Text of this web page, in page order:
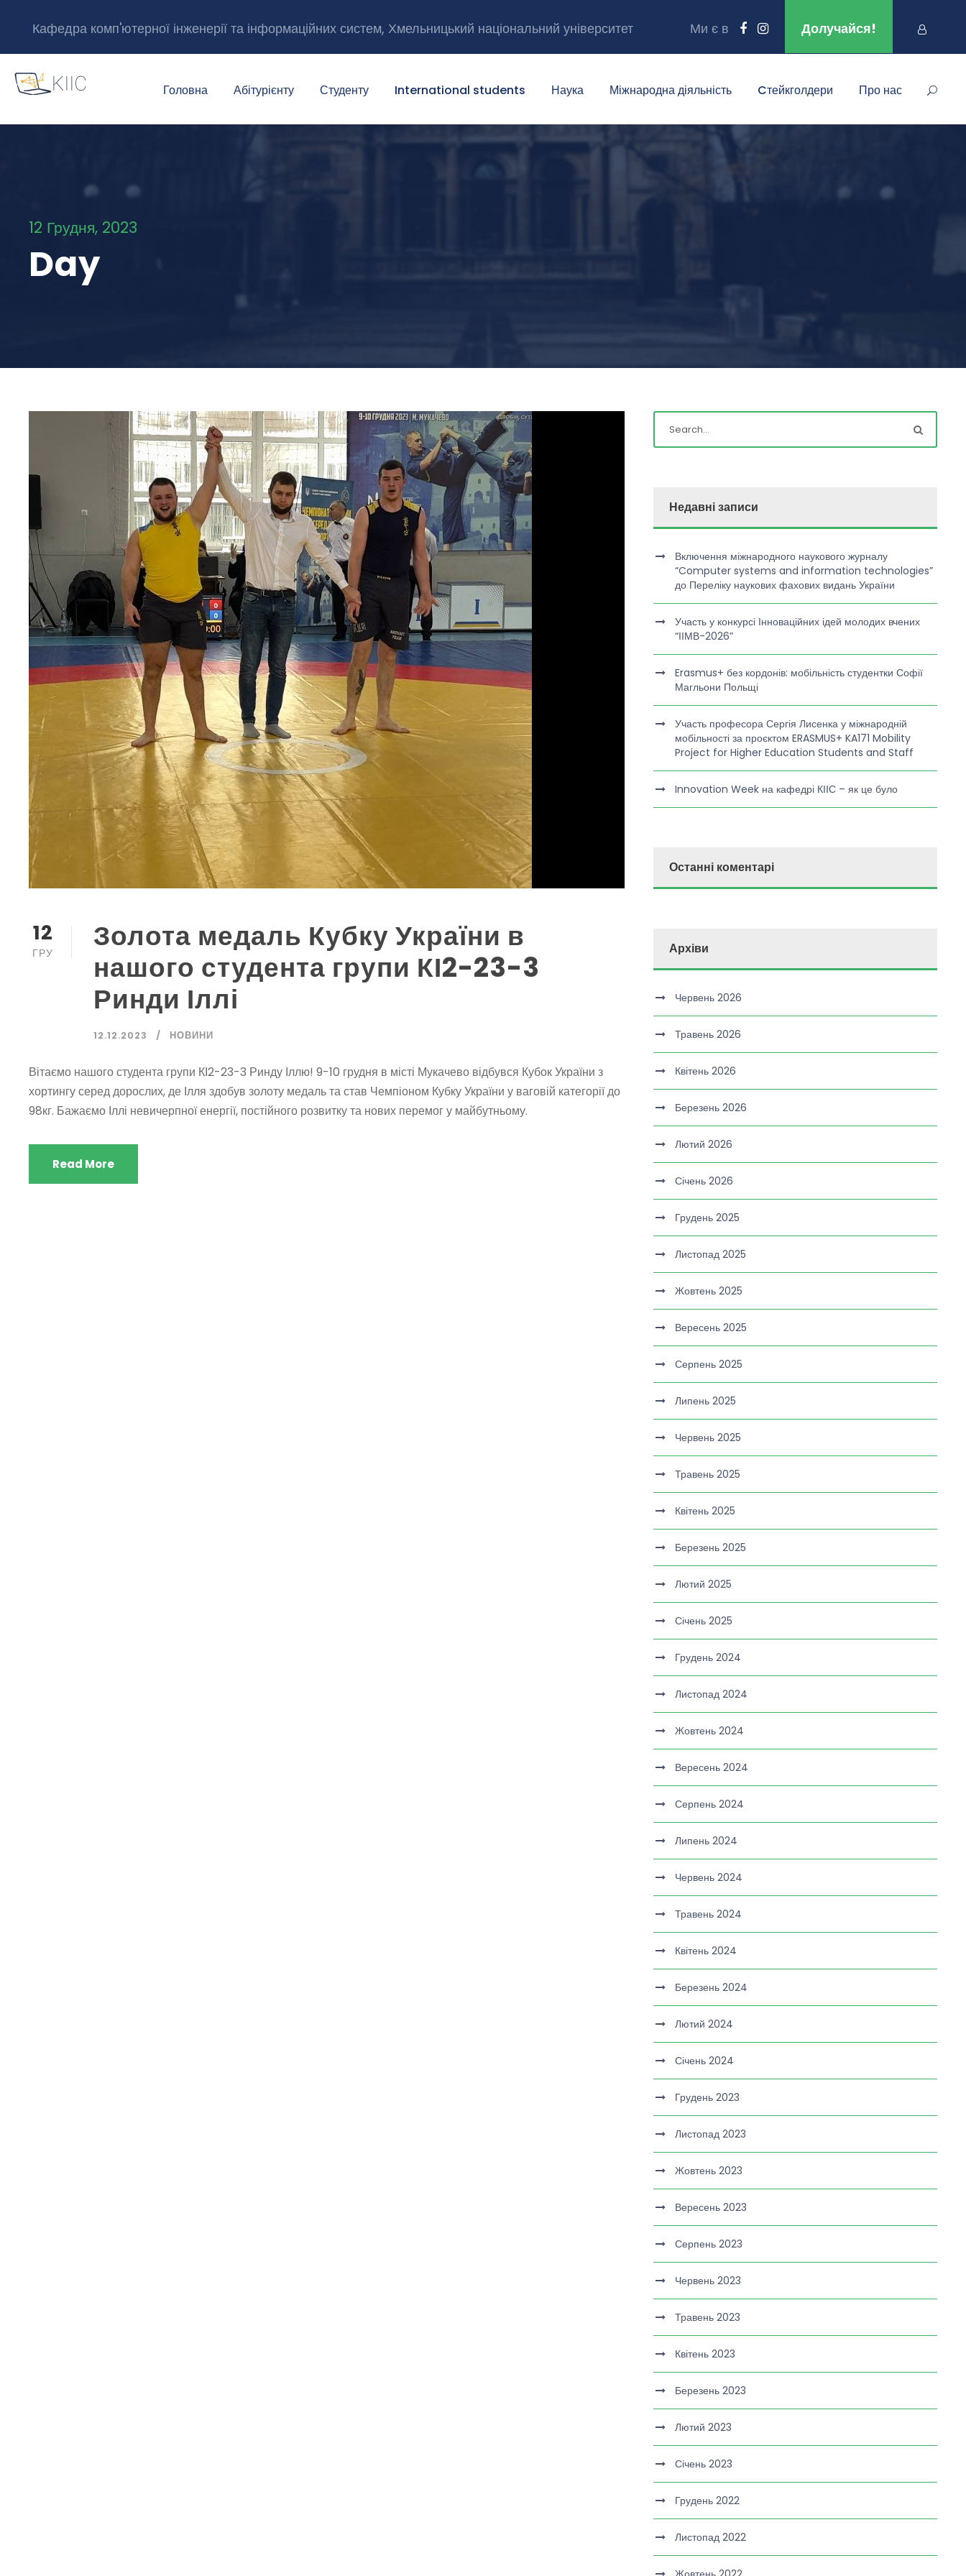
Кафедра комп'ютерної інженерії та інформаційних систем, Хмельницький національний університет Ми є в Долучайся!
Головна Абітурієнту Студенту International students Наука Міжнародна діяльність Cтейкголдери Про нас
12 Грудня, 2023
Day
12
ГРУ
Золота медаль Кубку України в
нашого студента групи КІ2-23-3
Ринди Іллі
12.12.2023 НОВИНИ
Вітаємо нашого студента групи КІ2-23-3 Ринду Іллю! 9-10 грудня в місті Мукачево відбувся Кубок України з
хортингу серед дорослих, де Ілля здобув золоту медаль та став Чемпіоном Кубку України у ваговій категорії до
98кг. Бажаємо Іллі невичерпної енергії, постійного розвитку та нових перемог у майбутньому.
Read More
Недавні записи
Включення міжнародного наукового журналу
“Computer systems and information technologies”
до Переліку наукових фахових видань України
Участь у конкурсі Інноваційних ідей молодих вчених
“ІІМВ-2026”
Erasmus+ без кордонів: мобільність студентки Софії
Магльони Польщі
Участь професора Сергія Лисенка у міжнародній
мобільності за проєктом ERASMUS+ KA171 Mobility
Project for Higher Education Students and Staff
Innovation Week на кафедрі КІІС – як це було
Останні коментарі
Архіви
Червень 2026
Травень 2026
Квітень 2026
Березень 2026
Лютий 2026
Січень 2026
Грудень 2025
Листопад 2025
Жовтень 2025
Вересень 2025
Серпень 2025
Липень 2025
Червень 2025
Травень 2025
Квітень 2025
Березень 2025
Лютий 2025
Січень 2025
Грудень 2024
Листопад 2024
Жовтень 2024
Вересень 2024
Серпень 2024
Липень 2024
Червень 2024
Травень 2024
Квітень 2024
Березень 2024
Лютий 2024
Січень 2024
Грудень 2023
Листопад 2023
Жовтень 2023
Вересень 2023
Серпень 2023
Червень 2023
Травень 2023
Квітень 2023
Березень 2023
Лютий 2023
Січень 2023
Грудень 2022
Листопад 2022